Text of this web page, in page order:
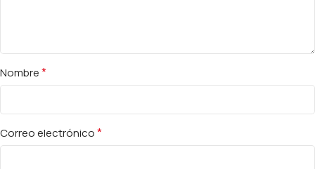
Nombre*
Correo electrónico*